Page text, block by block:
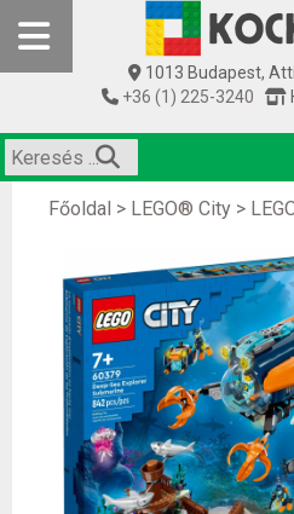
1013 Budapest,
+36 (1) 225-3240
Főoldal > LEGO® City >